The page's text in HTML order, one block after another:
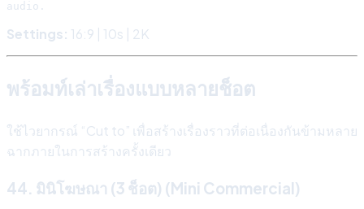
Settings: 16:9 | 10s | 2K
พร้อมท์เล่าเรื่องแบบหลายช็อต
ใช้ไวยากรณ์ “Cut to” เพื่อสร้างเรื่องราวที่ต่อเนื่องกันข้ามหลาย
ฉากภายในการสร้างครั้งเดียว
44. มินิโฆษณา (3 ช็อต) (Mini Commercial)